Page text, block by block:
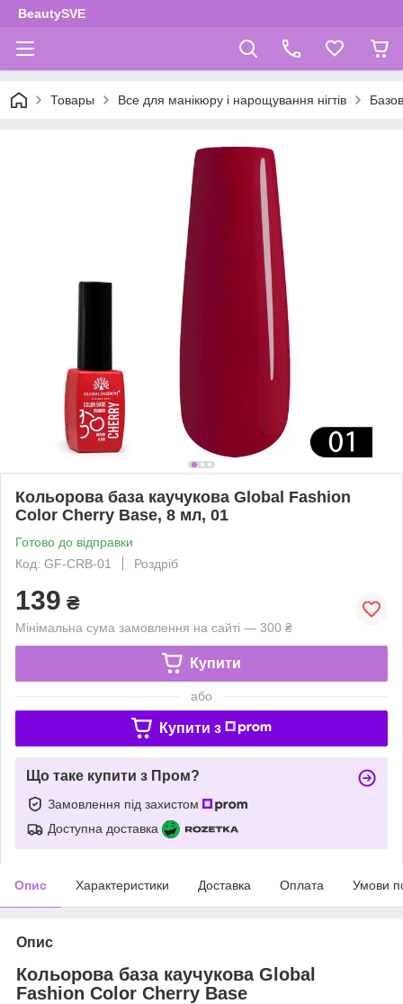
BeautySVE
Товары Все для манікюру і нарощування нігтів
Кольорова база каучукова Global Fashion
Color Cherry Base, 8 мл, 01
Готово до відправки
Код: GF-CRB-01
Роздріб
139 ₴
Мінімальна сума замовлення на сайті — 300 ₴
Купити
або
Купити з
Що таке купити з Пром?
Замовлення під захистом
Доступна доставка
Опис Характеристики Доставка Оплата Умови
Опис
Кольорова база каучукова Global
Fashion Color Cherry Base